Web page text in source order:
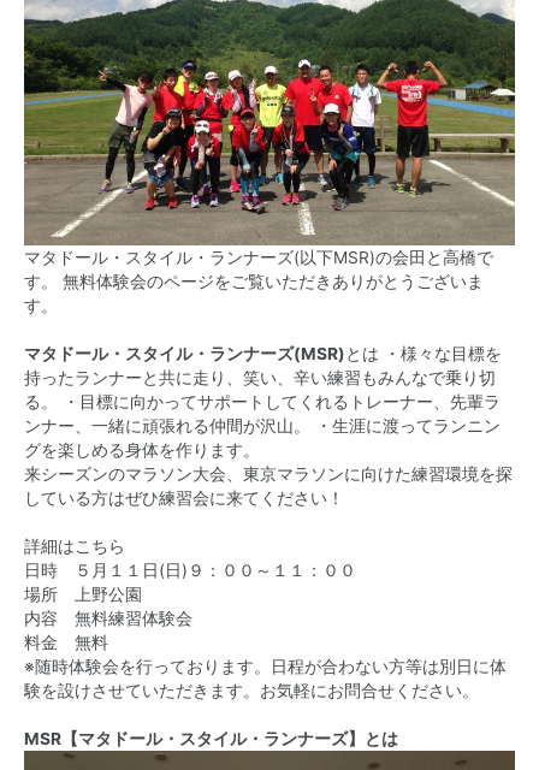
マタドール・スタイル・ランナーズ(以下MSR)の会田と高橋で
す。 無料体験会のページをご覧いただきありがとうございま
す。
マタドール・スタイル・ランナーズ(MSR)とは ・様々な目標を
持ったランナーと共に走り、笑い、辛い練習もみんなで乗り切
る。 ・目標に向かってサポートしてくれるトレーナー、先輩ラ
ンナー、一緒に頑張れる仲間が沢山。 ・生涯に渡ってランニン
グを楽しめる身体を作ります。
来シーズンのマラソン大会、東京マラソンに向けた練習環境を探
している方はぜひ練習会に来てください！
詳細はこちら
日時 ５月１１日(日)９：００～１１：００
場所 上野公園
内容 無料練習体験会
料金 無料
※随時体験会を行っております。日程が合わない方等は別日に体
験を設けさせていただきます。お気軽にお問合せください。
MSR【マタドール・スタイル・ランナーズ】とは